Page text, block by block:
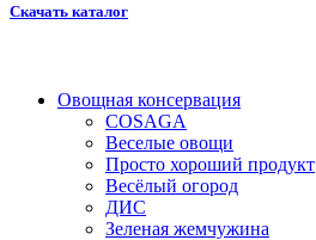
Скачать каталог
Овощная консервация
COSAGA
Веселые овощи
Просто хороший продукт
Весёлый огород
ДИС
Зеленая жемчужина